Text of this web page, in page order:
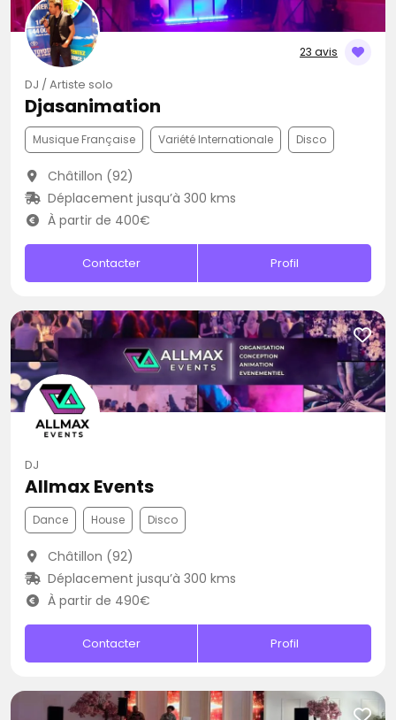
23 avis
DJ / Artiste solo
Djasanimation
Musique Française Variété Internationale Disco
Châtillon (92)
Déplacement jusqu’à 300 kms
À partir de 400€
Contacter Profil
DJ
Allmax Events
Dance House Disco
Châtillon (92)
Déplacement jusqu’à 300 kms
À partir de 490€
Contacter Profil